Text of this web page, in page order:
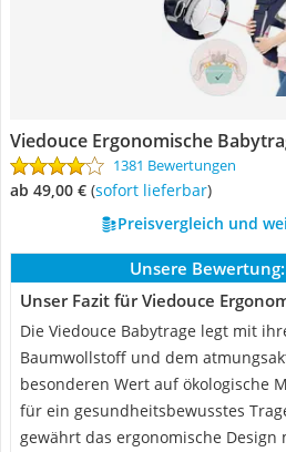
Viedouce Ergonomische
1381 Bewertungen
ab 49,00 € ( Sofort lieferbar)
Preisvergleich und
Unsere Bewertung:
Unser Fazit für Viedouce
Die Viedouce Babytrage legt mit
Baumwollstoff und dem
besonderen Wert auf ökologische
für ein gesundheitsbewusstes
gewährt das ergonomische